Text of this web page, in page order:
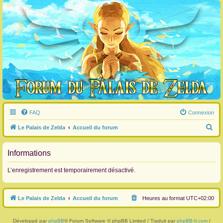
FAQ Connexion
Le Palais de Zelda Accueil du forum
e
h
r
c
Informations
L’enregistrement est temporairement désactivé.
Le Palais de Zelda Accueil du forum Heures au format UTC+02:00
Développé par phpBB® Forum Software © phpBB Limited / Traduit par phpBB-fr.com/